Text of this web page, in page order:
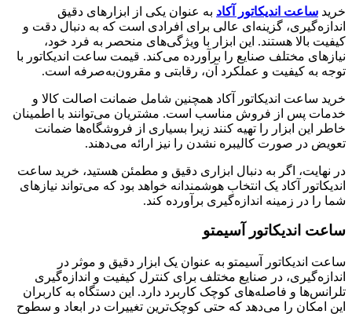
خرید ساعت اندیکاتور آکاد به عنوان یکی از ابزارهای دقیق
اندازه‌گیری، گزینه‌ای عالی برای افرادی است که به دنبال دقت و
کیفیت بالا هستند. این ابزار با ویژگی‌های منحصر به فرد خود،
نیازهای مختلف صنایع را برآورده می‌کند. قیمت ساعت اندیکاتور با
توجه به کیفیت و عملکرد آن، رقابتی و مقرون‌به‌صرفه است.
خرید ساعت اندیکاتور آکاد همچنین شامل ضمانت اصالت کالا و
خدمات پس از فروش مناسب است. مشتریان می‌توانند با اطمینان
خاطر این ابزار را تهیه کنند زیرا بسیاری از فروشگاه‌ها ضمانت
تعویض در صورت کالیبره نشدن را نیز ارائه می‌دهند.
در نهایت، اگر به دنبال ابزاری دقیق و مطمئن هستید، خرید ساعت
اندیکاتور آکاد یک انتخاب هوشمندانه خواهد بود که می‌تواند نیازهای
شما را در زمینه اندازه‌گیری برآورده کند.
ساعت اندیکاتور آسیمتو
ساعت اندیکاتور آسیمتو به عنوان یک ابزار دقیق و موثر در
اندازه‌گیری، در صنایع مختلف برای کنترل کیفیت و اندازه‌گیری
تلرانس‌ها و فاصله‌های کوچک کاربرد دارد. این دستگاه به کاربران
این امکان را می‌دهد که حتی کوچک‌ترین تغییرات در ابعاد و سطوح